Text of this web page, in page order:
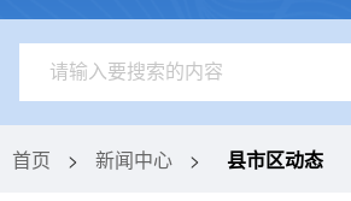
首页 > 新闻中心 > 县市区动态